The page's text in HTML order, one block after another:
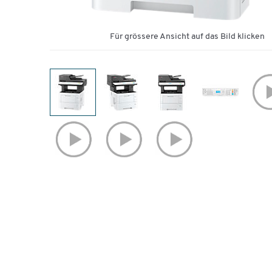
Für grössere Ansicht auf das Bild klicken